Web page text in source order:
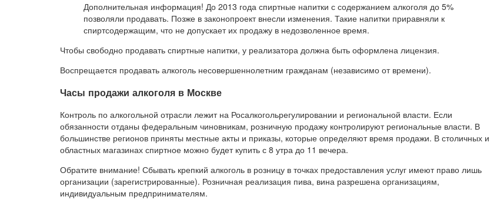
Дополнительная информация! До 2013 года спиртные напитки с содержанием алкоголя до 5%
позволяли продавать. Позже в законопроект внесли изменения. Такие напитки приравняли к
спиртсодержащим, что не допускает их продажу в недозволенное время.
Чтобы свободно продавать спиртные напитки, у реализатора должна быть оформлена лицензия.
Воспрещается продавать алкоголь несовершеннолетним гражданам (независимо от времени).
Часы продажи алкоголя в Москве
Контроль по алкогольной отрасли лежит на Росалкогольрегулировании и региональной власти. Если
обязанности отданы федеральным чиновникам, розничную продажу контролируют региональные власти. В
большинстве регионов приняты местные акты и приказы, которые определяют время продажи. В столичных и
областных магазинах спиртное можно будет купить с 8 утра до 11 вечера.
Обратите внимание! Сбывать крепкий алкоголь в розницу в точках предоставления услуг имеют право лишь
организации (зарегистрированные). Розничная реализация пива, вина разрешена организациям,
индивидуальным предпринимателям.